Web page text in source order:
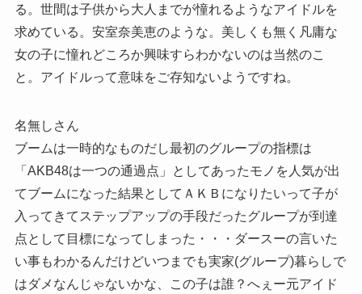
る。世間は子供から大人までが憧れるようなアイドルを
求めている。安室奈美恵のような。美しくも無く凡庸な
女の子に憧れどころか興味すらわかないのは当然のこ
と。アイドルって意味をご存知ないようですね。
名無しさん
ブームは一時的なものだし最初のグループの指標は
「AKB48は一つの通過点」としてあったモノを人気が出
てブームになった結果としてＡＫＢになりたいって子が
入ってきてステップアップの手段だったグループが到達
点として目標になってしまった・・・ダースーの言いた
い事もわかるんだけどいつまでも実家(グループ)暮らしで
はダメなんじゃないかな、この子は誰？へぇー元アイド